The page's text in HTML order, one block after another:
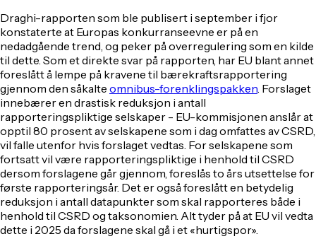
Draghi-rapporten som ble publisert i september i fjor
konstaterte at Europas konkurranseevne er på en
nedadgående trend, og peker på overregulering som en kilde
til dette. Som et direkte svar på rapporten, har EU blant annet
foreslått å lempe på kravene til bærekraftsrapportering
gjennom den såkalte omnibus-forenklingspakken . Forslaget
innebærer en drastisk reduksjon i antall
rapporteringspliktige selskaper - EU-kommisjonen anslår at
opptil 80 prosent av selskapene som i dag omfattes av CSRD,
vil falle utenfor hvis forslaget vedtas. For selskapene som
fortsatt vil være rapporteringspliktige i henhold til CSRD
dersom forslagene går gjennom, foreslås to års utsettelse for
første rapporteringsår. Det er også foreslått en betydelig
reduksjon i antall datapunkter som skal rapporteres både i
henhold til CSRD og taksonomien. Alt tyder på at EU vil vedta
dette i 2025 da forslagene skal gå i et «hurtigspor».